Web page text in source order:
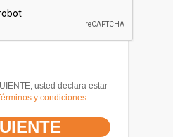
usted declara estar
y condiciones